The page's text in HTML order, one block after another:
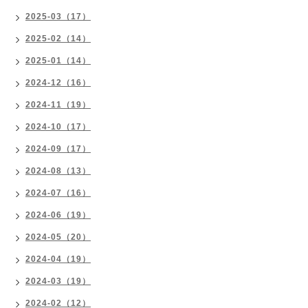
2025-03（17）
2025-02（14）
2025-01（14）
2024-12（16）
2024-11（19）
2024-10（17）
2024-09（17）
2024-08（13）
2024-07（16）
2024-06（19）
2024-05（20）
2024-04（19）
2024-03（19）
2024-02（12）